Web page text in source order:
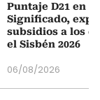
Puntaje D21 en
Significado,
subsidios a los
el Sisbén 2026
06/08/2026